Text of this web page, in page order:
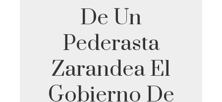
De Un
Pederasta
Zarandea El
Gobierno De